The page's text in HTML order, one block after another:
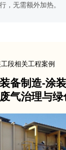
，无需额外加热。
段相关工程案例
备制造-涂
气治理与绿